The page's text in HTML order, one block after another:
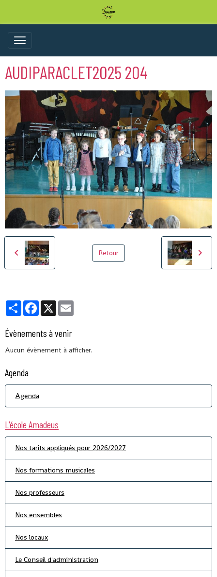
AUDIPARACLET2025 204
Retour
PartagerFacebook
X
Évènements à venir
Aucun évènement à afficher.
Agenda
Agenda
L'école Amadeus
Nos tarifs appliqués pour 2026/2027
Nos formations musicales
Nos professeurs
Nos ensembles
Nos locaux
Le Conseil d'administration